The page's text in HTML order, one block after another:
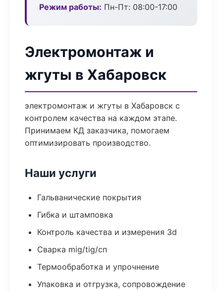
Режим работы: Пн-Пт: 08:00-17:00
Электромонтаж и
жгуты в Хабаровск
электромонтаж и жгуты в Хабаровск с
контролем качества на каждом этапе.
Принимаем КД заказчика, помогаем
оптимизировать производство.
Наши услуги
Гальванические покрытия
Гибка и штамповка
Контроль качества и измерения 3d
Сварка mig/tig/сп
Термообработка и упрочнение
Упаковка и отгрузка, сопровождение